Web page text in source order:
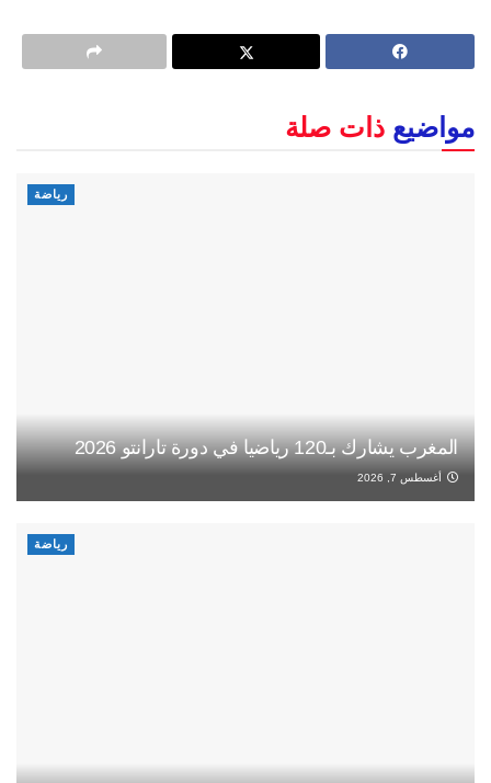
مواضيع ذات صلة
رياضة
المغرب يشارك بـ120 رياضيا في دورة تارانتو 2026
أغسطس 7, 2026
رياضة